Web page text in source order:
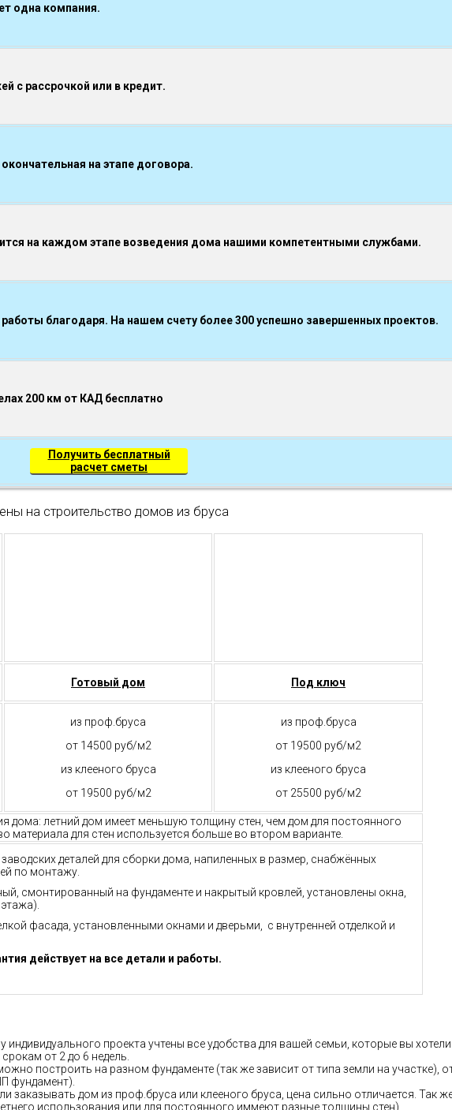
одна компания.
с рассрочкой или в кредит.
на этапе договора.
на каждом этапе возведения дома нашими компетентными службами.
благодаря. На нашем счету более 300 успешно завершенных проектов.
200 км от КАД бесплатно
Получить бесплатный
расчет сметы
на строительство домов из бруса
Готовый дом Под ключ
из проф.бруса
от 14500 руб/м2
из клееного бруса
от 19500 руб/м2
из проф.бруса
от 19500 руб/м2
из клееного бруса
от 25500 руб/м2
дома: летний дом имеет меньшую толщину стен, чем дом для постоянного
материала для стен используется больше во втором варианте.
деталей для сборки дома, напиленных в размер, снабжённых
по монтажу.
смонтированный на фундаменте и накрытый кровлей, установлены окна,
фасада, установленными окнами и дверьми, с внутренней отделкой и
действует на все детали и работы.
у индивидуального проекта учтены все удобства для вашей семьи, которые вы хотели
от 2 до 6 недель.
построить на разном фундаменте (так же зависит от типа земли на участке),
фундамент).
ли заказывать дом из проф.бруса или клееного бруса, цена сильно отличается. Так
использования или для постоянного иммеют разные толщины стен)